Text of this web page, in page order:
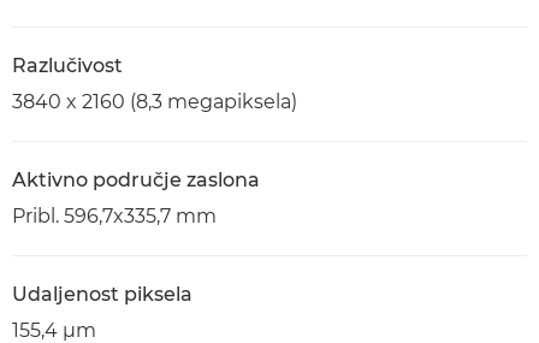
Razlučivost
3840 x 2160 (8,3 megapiksela)
Aktivno područje zaslona
Pribl. 596,7x335,7 mm
Udaljenost piksela
155,4 μm